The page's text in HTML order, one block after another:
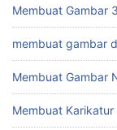
Membuat Gambar
membuat gambar
Membuat Gambar
Membuat Karikatur